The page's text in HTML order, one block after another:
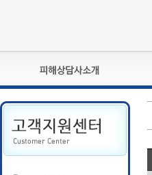
피해상담사란?
자격관리규정
상담사 자격증 확인
- 피해상담사 1급